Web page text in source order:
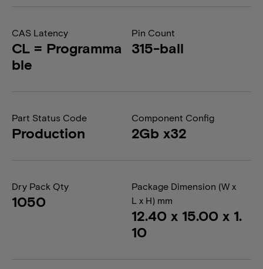
CAS Latency
CL = Programma
ble
Pin Count
315-ball
Part Status Code
Production
Component Config
2Gb x32
Dry Pack Qty
1050
Package Dimension (W x
L x H) mm
12.40 x 15.00 x 1.
10